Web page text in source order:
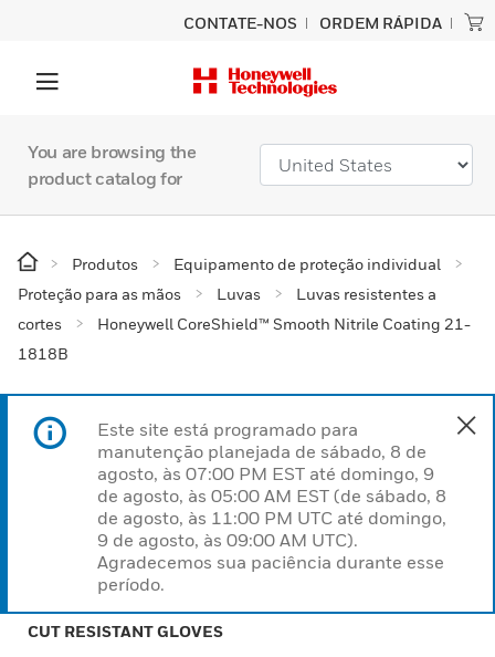
CONTATE-NOS ORDEM RÁPIDA
You are browsing the
product catalog for
Produtos
Equipamento de proteção individual
Proteção para as mãos
Luvas
Luvas resistentes a
cortes
Honeywell CoreShield™ Smooth Nitrile Coating 21-
1818B
Este site está programado para
manutenção planejada de sábado, 8 de
agosto, às 07:00 PM EST até domingo, 9
de agosto, às 05:00 AM EST (de sábado, 8
de agosto, às 11:00 PM UTC até domingo,
9 de agosto, às 09:00 AM UTC).
Agradecemos sua paciência durante esse
período.
CUT RESISTANT GLOVES